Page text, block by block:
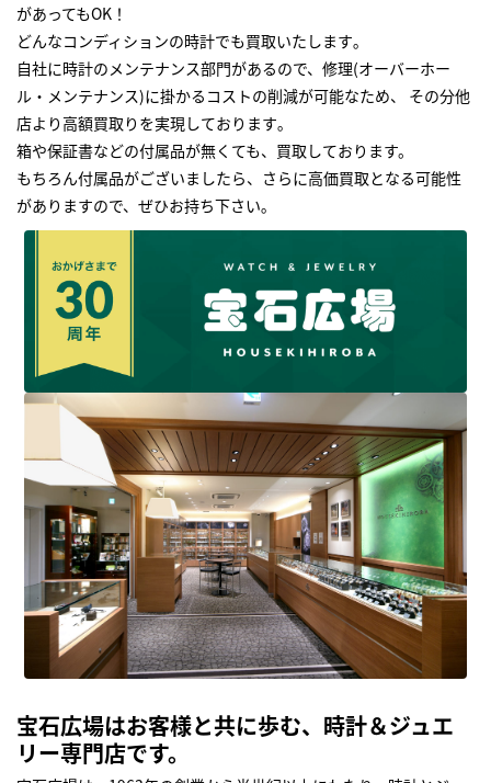
があってもOK！
どんなコンディションの時計でも買取いたします｡
自社に時計のメンテナンス部門があるので、修理(オーバーホー
ル・メンテナンス)に掛かるコストの削減が可能なため、 その分他
店より高額買取りを実現しております｡
箱や保証書などの付属品が無くても、買取しております。
もちろん付属品がございましたら、さらに高価買取となる可能性
がありますので、ぜひお持ち下さい｡
宝石広場はお客様と共に歩む、時計＆ジュエ
リー専門店です。